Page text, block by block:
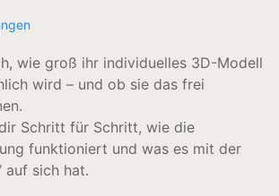
wie groß ihr individuelles 3D-Modell
wird – und ob sie das frei
Schritt für Schritt, wie die
funktioniert und was es mit der
auf sich hat.